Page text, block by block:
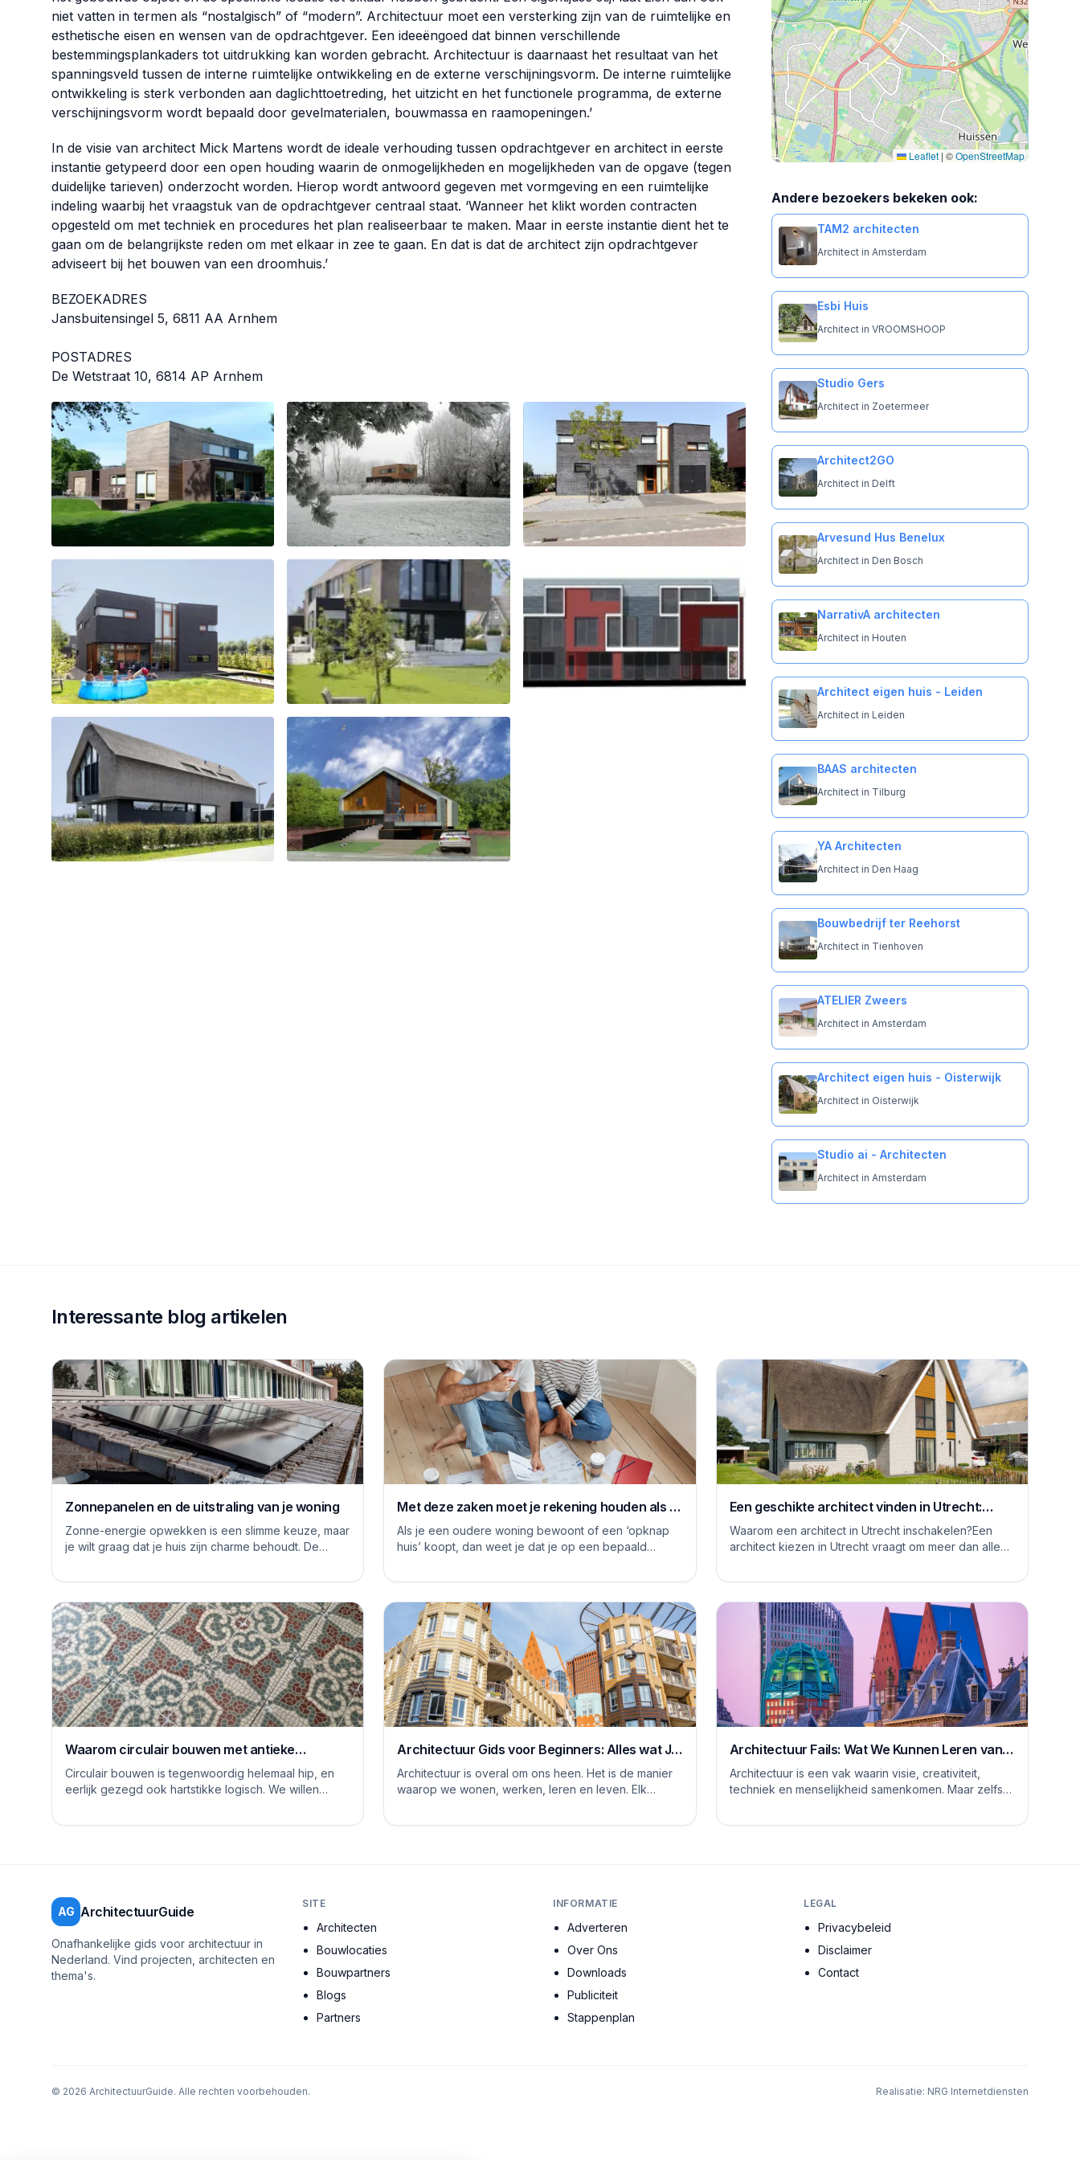
niet vatten in termen als “nostalgisch” of “modern”. Architectuur moet een versterking zijn van de ruimtelijke en
esthetische eisen en wensen van de opdrachtgever. Een ideeëngoed dat binnen verschillende
bestemmingsplankaders tot uitdrukking kan worden gebracht. Architectuur is daarnaast het resultaat van het
spanningsveld tussen de interne ruimtelijke ontwikkeling en de externe verschijningsvorm. De interne ruimtelijke
ontwikkeling is sterk verbonden aan daglichttoetreding, het uitzicht en het functionele programma, de externe
verschijningsvorm wordt bepaald door gevelmaterialen, bouwmassa en raamopeningen.’
In de visie van architect Mick Martens wordt de ideale verhouding tussen opdrachtgever en architect in eerste
instantie getypeerd door een open houding waarin de onmogelijkheden en mogelijkheden van de opgave (tegen
duidelijke tarieven) onderzocht worden. Hierop wordt antwoord gegeven met vormgeving en een ruimtelijke
indeling waarbij het vraagstuk van de opdrachtgever centraal staat. ‘Wanneer het klikt worden contracten
opgesteld om met techniek en procedures het plan realiseerbaar te maken. Maar in eerste instantie dient het te
gaan om de belangrijkste reden om met elkaar in zee te gaan. En dat is dat de architect zijn opdrachtgever
adviseert bij het bouwen van een droomhuis.’
BEZOEKADRES
Jansbuitensingel 5, 6811 AA Arnhem
POSTADRES
De Wetstraat 10, 6814 AP Arnhem
Leaflet | ©OpenStreetMap
Andere bezoekers bekeken ook:
TAM2 architecten
Architect in Amsterdam
Esbi Huis
Architect in VROOMSHOOP
Studio Gers
Architect in Zoetermeer
Architect2GO
Architect in Delft
Arvesund Hus Benelux
Architect in Den Bosch
NarrativA architecten
Architect in Houten
Architect eigen huis - Leiden
Architect in Leiden
BAAS architecten
Architect in Tilburg
YA Architecten
Architect in Den Haag
Bouwbedrijf ter Reehorst
Architect in Tienhoven
ATELIER Zweers
Architect in Amsterdam
Architect eigen huis - Oisterwijk
Architect in Oisterwijk
Studio ai - Architecten
Architect in Amsterdam
Interessante blog artikelen
Zonnepanelen en de uitstraling van je woning
Zonne-energie opwekken is een slimme keuze, maar
je wilt graag dat je huis zijn charme behoudt. De
Met deze zaken moet je rekening houden als je
je huis grondig gaat renoveren
Als je een oudere woning bewoont of een ‘opknap
huis’ koopt, dan weet je dat je op een bepaald
Een geschikte architect vinden in Utrecht:
waar moet je op letten
Waarom een architect in Utrecht inschakelen?Een
architect kiezen in Utrecht vraagt om meer dan alleen
Waarom circulair bouwen met antieke
vloertegels een goed idee is
Circulair bouwen is tegenwoordig helemaal hip, en
eerlijk gezegd ook hartstikke logisch. We willen
Architectuur Gids voor Beginners: Alles wat Je
Moet Weten
Architectuur is overal om ons heen. Het is de manier
waarop we wonen, werken, leren en leven. Elk
Architectuur Fails: Wat We Kunnen Leren van
Rare Ontwerpen
Architectuur is een vak waarin visie, creativiteit,
techniek en menselijkheid samenkomen. Maar zelfs
AG ArchitectuurGuide
Onafhankelijke gids voor architectuur in
Nederland. Vind projecten, architecten en
thema's.
SITE
Architecten
Bouwlocaties
Bouwpartners
Blogs
Partners
INFORMATIE
Adverteren
Over Ons
Downloads
Publiciteit
Stappenplan
LEGAL
Privacybeleid
Disclaimer
Contact
© 2026 ArchitectuurGuide. Alle rechten voorbehouden. Realisatie: NRG Internetdiensten